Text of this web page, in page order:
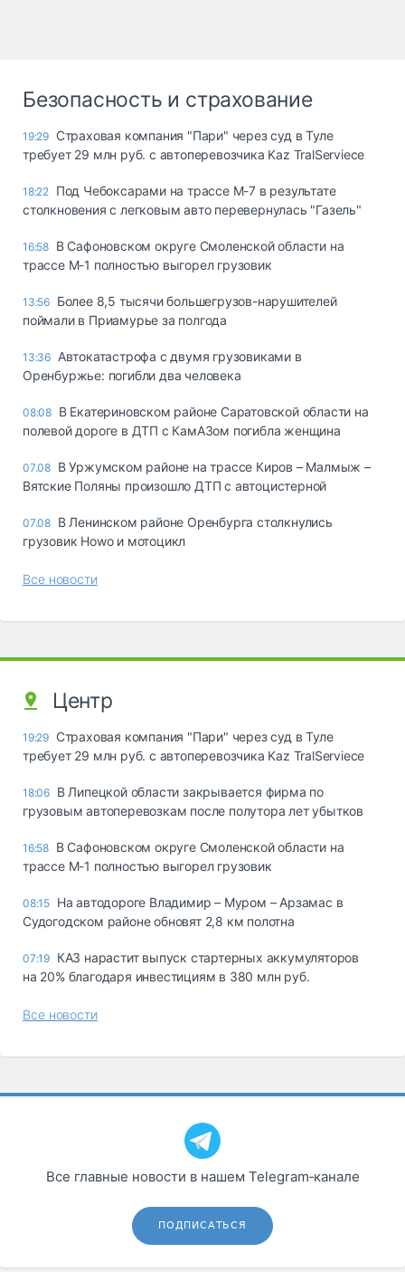
Безопасность и страхование
19:29 Страховая компания "Пари" через суд в Туле
требует 29 млн руб. с автоперевозчика Kaz TralServiece
18:22 Под Чебоксарами на трассе М-7 в результате
столкновения с легковым авто перевернулась "Газель"
16:58 В Сафоновском округе Смоленской области на
трассе М-1 полностью выгорел грузовик
13:56 Более 8,5 тысячи большегрузов-нарушителей
поймали в Приамурье за полгода
13:36 Автокатастрофа с двумя грузовиками в
Оренбуржье: погибли два человека
08:08 В Екатериновском районе Саратовской области на
полевой дороге в ДТП с КамАЗом погибла женщина
07.08 В Уржумском районе на трассе Киров – Малмыж –
Вятские Поляны произошло ДТП с автоцистерной
07.08 В Ленинском районе Оренбурга столкнулись
грузовик Howo и мотоцикл
Все новости
Центр
19:29 Страховая компания "Пари" через суд в Туле
требует 29 млн руб. с автоперевозчика Kaz TralServiece
18:06 В Липецкой области закрывается фирма по
грузовым автоперевозкам после полутора лет убытков
16:58 В Сафоновском округе Смоленской области на
трассе М-1 полностью выгорел грузовик
08:15 На автодороге Владимир – Муром – Арзамас в
Судогодском районе обновят 2,8 км полотна
07:19 КАЗ нарастит выпуск стартерных аккумуляторов
на 20% благодаря инвестициям в 380 млн руб.
Все новости
Все главные новости в нашем Telegram‑канале
ПОДПИСАТЬСЯ